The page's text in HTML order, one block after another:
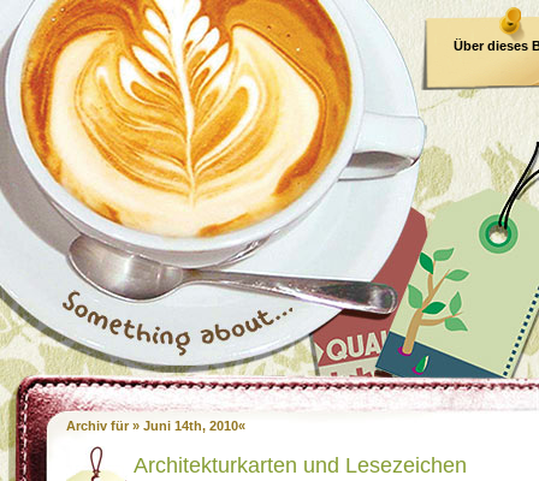
Über dieses
Archiv für » Juni 14th, 2010«
Architekturkarten und Lesezeichen